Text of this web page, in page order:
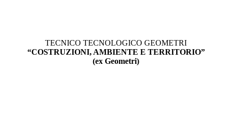
TECNICO TECNOLOGICO GEOMETRI
“COSTRUZIONI, AMBIENTE E TERRITORIO”
(ex Geometri)